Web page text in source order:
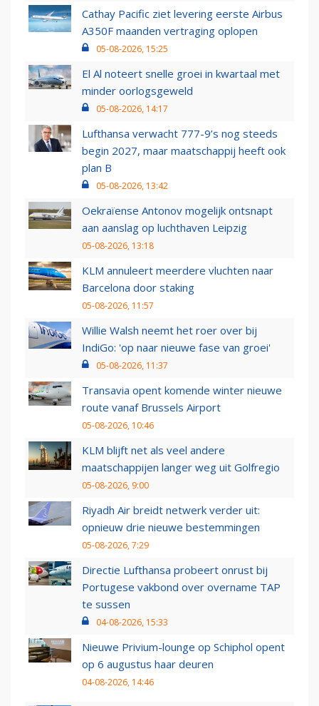
Cathay Pacific ziet levering eerste Airbus
A350F maanden vertraging oplopen
05-08-2026, 15:25
El Al noteert snelle groei in kwartaal met
minder oorlogsgeweld
05-08-2026, 14:17
Lufthansa verwacht 777-9’s nog steeds
begin 2027, maar maatschappij heeft ook
plan B
05-08-2026, 13:42
Oekraïense Antonov mogelijk ontsnapt
aan aanslag op luchthaven Leipzig
05-08-2026, 13:18
KLM annuleert meerdere vluchten naar
Barcelona door staking
05-08-2026, 11:57
Willie Walsh neemt het roer over bij
IndiGo: 'op naar nieuwe fase van groei'
05-08-2026, 11:37
Transavia opent komende winter nieuwe
route vanaf Brussels Airport
05-08-2026, 10:46
KLM blijft net als veel andere
maatschappijen langer weg uit Golfregio
05-08-2026, 9:00
Riyadh Air breidt netwerk verder uit:
opnieuw drie nieuwe bestemmingen
05-08-2026, 7:29
Directie Lufthansa probeert onrust bij
Portugese vakbond over overname TAP
te sussen
04-08-2026, 15:33
Nieuwe Privium-lounge op Schiphol opent
op 6 augustus haar deuren
04-08-2026, 14:46